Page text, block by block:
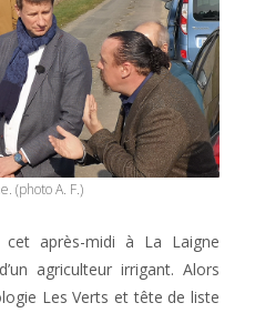
(photo A. F.)
après-midi à La Laigne
agriculteur irrigant. Alors
Les Verts et tête de liste